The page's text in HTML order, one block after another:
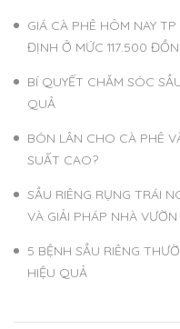
GIÁ CÀ PHÊ HÔM NAY
ĐỊNH Ở MỨC 117.500
BÍ QUYẾT CHĂM SÓC
QUẢ
BÓN LÂN CHO CÀ PHÊ
SUẤT CAO?
SẦU RIÊNG RỤNG TRÁI
VÀ GIẢI PHÁP NHÀ
5 BỆNH SẦU RIÊNG
HIỆU QUẢ